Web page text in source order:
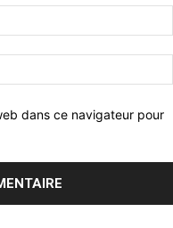
dans ce navigateur pour